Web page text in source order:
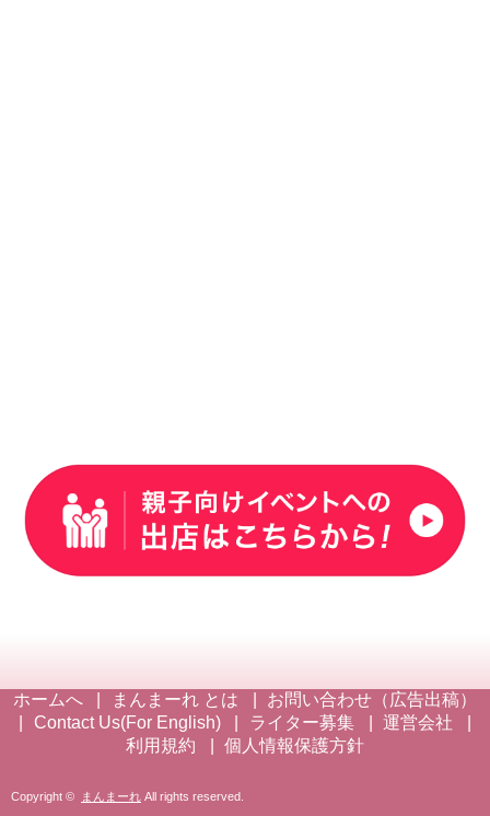
ホームへ まんまーれ とは
お問い合わせ（広告出稿）
Contact Us(For English)
ライター募集
運営会社
利用規約
個人情報保護方針
Copyright © まんまーれ All rights reserved.